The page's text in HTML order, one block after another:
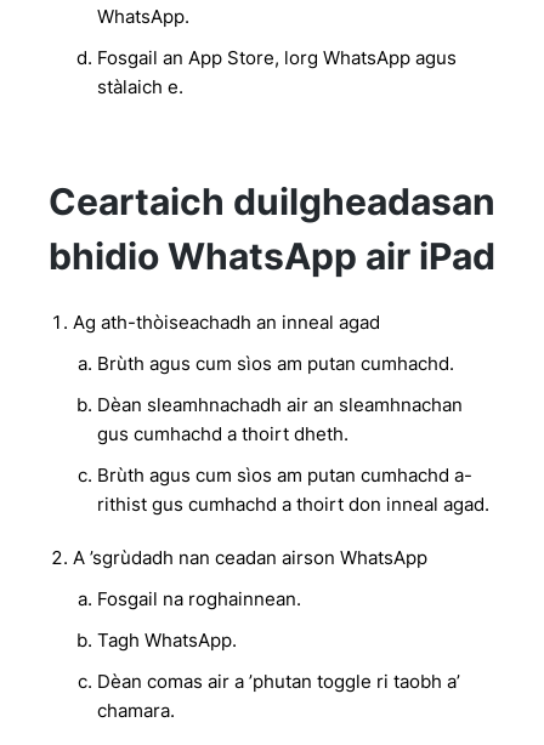
WhatsApp.
Fosgail an App Store, lorg WhatsApp agus
stàlaich e.
Ceartaich duilgheadasan
bhidio WhatsApp air iPad
Ag ath-thòiseachadh an inneal agad
Brùth agus cum sìos am putan cumhachd.
Dèan sleamhnachadh air an sleamhnachan
gus cumhachd a thoirt dheth.
Brùth agus cum sìos am putan cumhachd a-
rithist gus cumhachd a thoirt don inneal agad.
A ’sgrùdadh nan ceadan airson WhatsApp
Fosgail na roghainnean.
Tagh WhatsApp.
Dèan comas air a ’phutan toggle ri taobh a’
chamara.